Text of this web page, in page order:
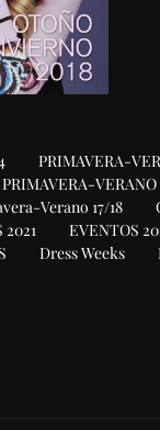
PRIMAVERA-
PRIMAVERA-VERANO
Verano 17/18
2021 EVENTOS
Dress Weeks